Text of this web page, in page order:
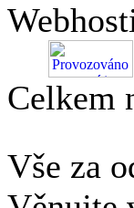
Celkem
Vše za